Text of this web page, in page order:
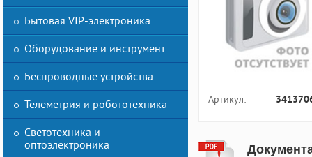
Бытовая VIP-электроника
Оборудование и инструмент
Беспроводные устройства
Телеметрия и робототехника
Светотехника и
оптоэлектроника
Артикул: